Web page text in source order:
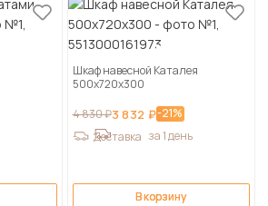
Шкаф навесной Каталея
500х720х300
4 830 ₽3 832 ₽-21%
Доставка за 1 день
В корзину